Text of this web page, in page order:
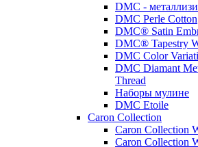
DMC -
DMC Perle Cotton
DMC® Satin
DMC® Tapestry
DMC Color
DMC Diamant
Thread
Наборы мулине
DMC Etoile
Caron Collection
Caron Collection
Caron Collection